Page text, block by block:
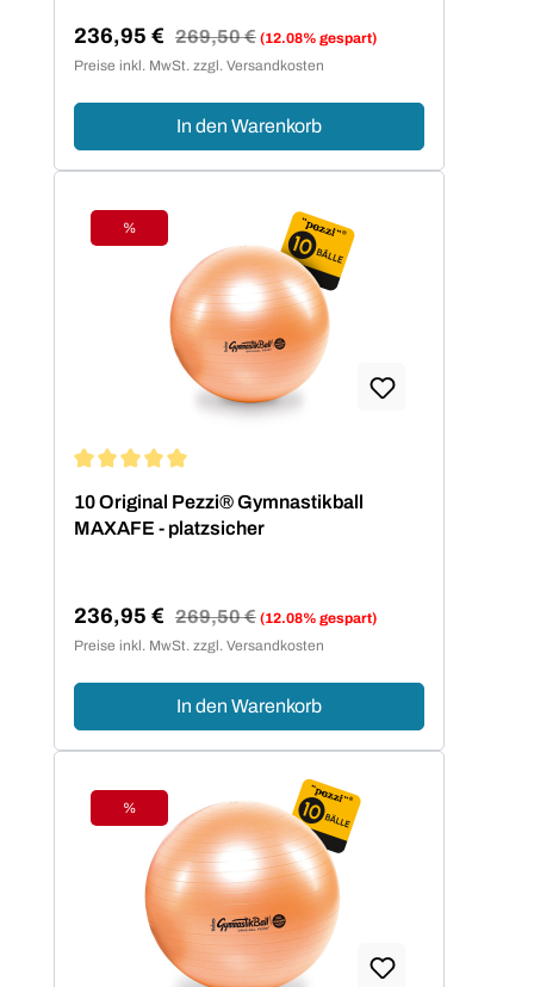
Verkaufspreis:
236,95 € Regulärer Preis:
269,50 € (12.08% gespart)
Preise inkl. MwSt. zzgl. Versandkosten
In den Warenkorb
Rabatt
%
10 Original Pezzi® Gymnastikball
MAXAFE - platzsicher
Verkaufspreis:
236,95 € Regulärer Preis:
269,50 € (12.08% gespart)
Preise inkl. MwSt. zzgl. Versandkosten
In den Warenkorb
Rabatt
%